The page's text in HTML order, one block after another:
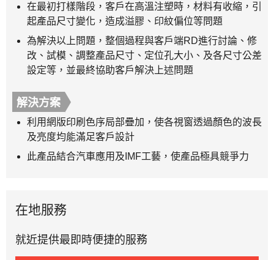
在最初打樣階段，客戶在高溫注塑時，材料有收縮，引
起產品尺寸變化，造成溢膠、印紋偏位等問題
為解決以上問題，整個過程與客戶端RD進行討論、修
改、試模、調整產品尺寸、定位孔大小、及各尺寸公差
設定等，並最終協助客戶解決上述問題
解決方案
利用網版印刷色序局部疊加，使各視窗透過顏色的波長
及亮度均能滿足客戶設計
此產品結合汽車應用及IMF工藝，使產品極具競爭力
在地服務
就近提供最即時便捷的服務